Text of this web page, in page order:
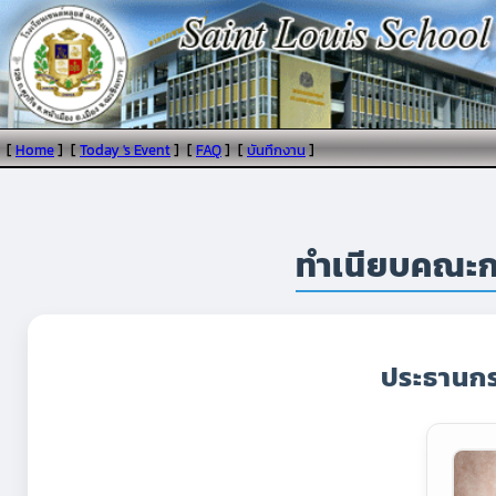
[Home] [Today 's Event] [FAQ] [บันทึกงาน]
ทำเนียบคณะ
ประธาน